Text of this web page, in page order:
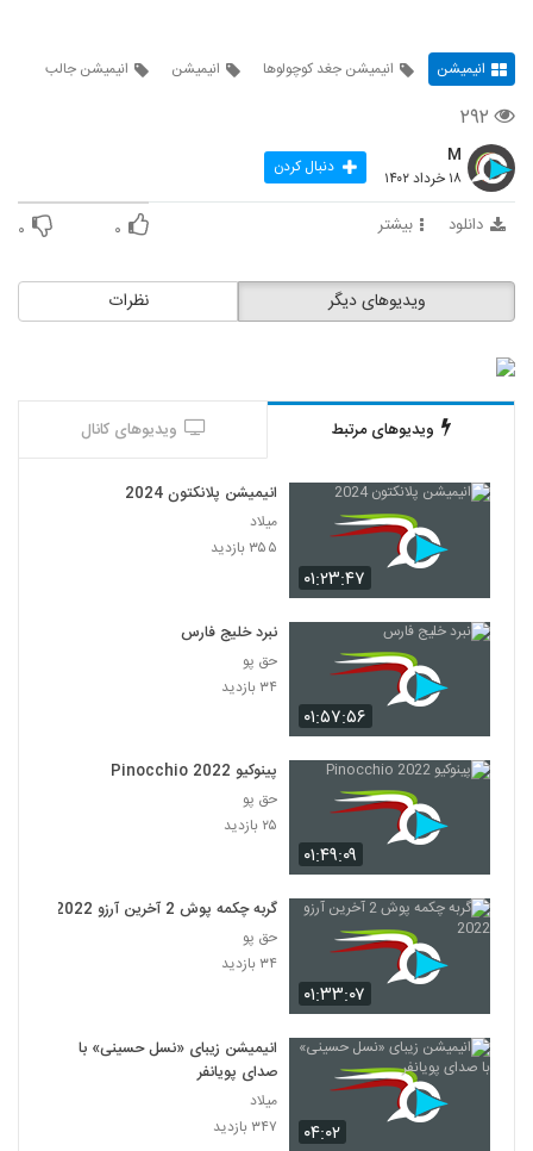
انیمیشن انیمیشن جغد کوچولوها انیمیشن انیمیشن جالب
۲۹۲
M
۱۸ خرداد ۱۴۰۲ دنبال کردن
دانلود بیشتر ۰ ۰
نظرات ویدیوهای دیگر
ویدیوهای مرتبط ویدیوهای کانال
۰۱:۲۳:۴۷
انیمیشن پلانکتون 2024
میلاد
۳۵۵ بازدید
۰۱:۵۷:۵۶
نبرد خلیج فارس
حق پو
۳۴ بازدید
۰۱:۴۹:۰۹
پینوکیو Pinocchio 2022
حق پو
۲۵ بازدید
۰۱:۳۳:۰۷
گربه چکمه پوش 2 آخرین آرزو 2022
حق پو
۳۴ بازدید
۰۴:۰۲
انیمیشن زیبای «نسل حسینی» با
صدای پویانفر
میلاد
۳۴۷ بازدید